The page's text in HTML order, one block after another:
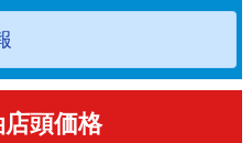
頭価格